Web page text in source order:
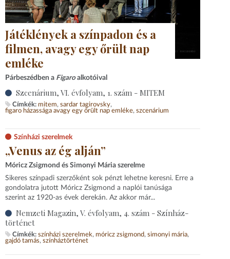
Játéklények a színpadon és a
filmen, avagy egy őrült nap
emléke
Párbeszédben a Figaroalkotóival
Szcenárium, VI. évfolyam, 1. szám - MITEM
Címkék: mitem
sardar tagirovsky
figaro házassága avagy egy őrült nap emléke szcenárium
Színházi szerelmek
„Venus az ég alján”
Móricz Zsigmond és Simonyi Mária szerelme
Sikeres színpadi szerzőként sok pénzt lehetne keresni. Erre a
gondolatra jutott Móricz Zsigmond a naplói tanúsága
szerint az 1920-as évek derekán. Az akkor már...
Nemzeti Magazin, V. évfolyam, 4. szám - Színház-
történet
Címkék: színházi szerelmek móricz zsigmond
simonyi mária
gajdó tamás
színháztörténet